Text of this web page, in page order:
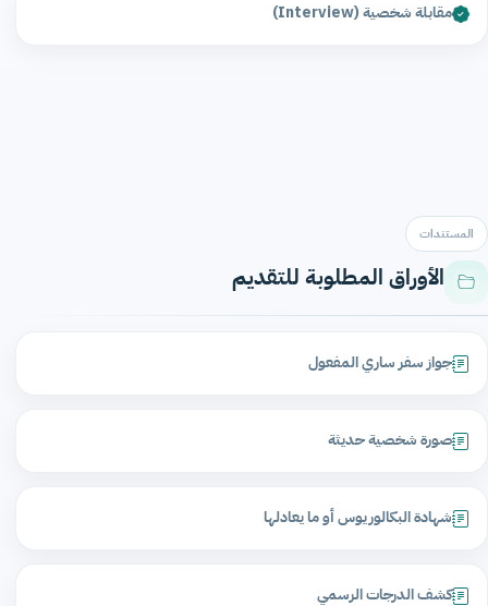
مقابلة شخصية (Interview)
المستندات
الأوراق المطلوبة للتقديم
جواز سفر ساري المفعول
صورة شخصية حديثة
شهادة البكالوريوس أو ما يعادلها
كشف الدرجات الرسمي